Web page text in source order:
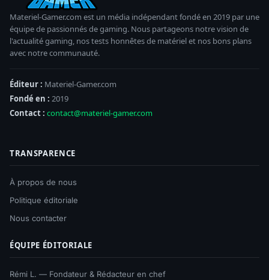
Materiel-Gamer.com est un média indépendant fondé en 2019 par une
équipe de passionnés de gaming. Nous partageons notre vision de
l'actualité gaming, nos tests honnêtes de matériel et nos bons plans
avec notre communauté.
Éditeur : Materiel-Gamer.com
Fondé en : 2019
Contact : contact@materiel-gamer.com
TRANSPARENCE
À propos de nous
Politique éditoriale
Nous contacter
ÉQUIPE ÉDITORIALE
Rémi L. — Fondateur & Rédacteur en chef